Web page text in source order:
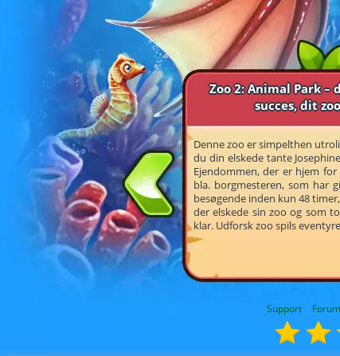
Support Forum
Zoo 2: Animal Park –
succes, dit
Denne zoo er simpelthen
du din elskede tante
Ejendommen, der er hjem
bla. borgmesteren, som har
besøgende inden kun 48
der elskede sin zoo og som
klar. Udforsk zoo spils